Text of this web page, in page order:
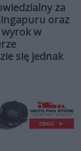
za
oraz
wyrok w
się jednak